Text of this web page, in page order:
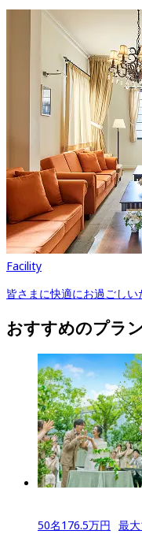
Facility
皆さまに快適にお過ごし
おすすめのプラン
50名176.5万円 最大